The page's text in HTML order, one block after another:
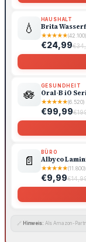
💧
HAUSHALT
Brita
★★★★★(42.100)
€24,99
🪷
GESUNDHEIT
Oral-B iO
★★★★★(6.520)
€99,99
📄
BÜRO
Albyco
★★★★★(11.800)
€9,99
🔗 Hinweis: Als Amazon-